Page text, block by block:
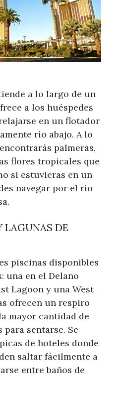
a lo largo de un
a los huéspedes
en un flotador
río abajo. A lo
palmeras,
flores tropicales que
si estuvieras en un
navegar por el río
LAGUNAS DE
piscinas disponibles
una en el Delano
Lagoon y una West
ofrecen un respiro
mayor cantidad de
para sentarse. Se
de hoteles donde
saltar fácilmente a
entre baños de